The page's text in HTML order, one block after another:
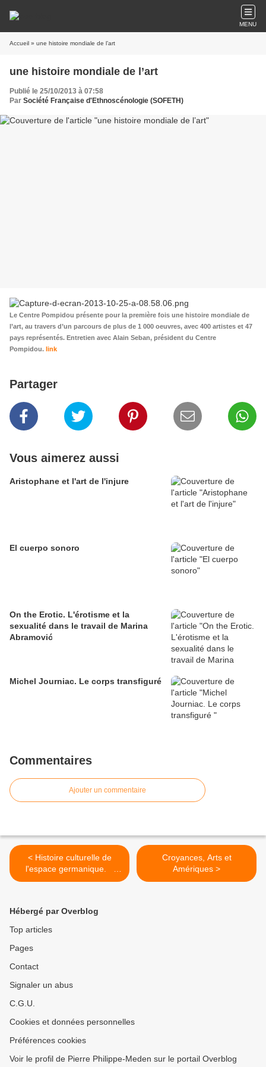
MENU
Accueil » une histoire mondiale de l’art
une histoire mondiale de l’art
Publié le 25/10/2013 à 07:58
Par Société Française d'Ethnoscénologie (SOFETH)
Le Centre Pompidou présente pour la première fois une histoire mondiale de
l’art, au travers d’un parcours de plus de 1 000 oeuvres, avec 400 artistes et 47
pays représentés. Entretien avec Alain Seban, président du Centre
Pompidou. link
Partager
Vous aimerez aussi
Aristophane et l'art de l'injure
El cuerpo sonoro
On the Erotic. L'érotisme et la
sexualité dans le travail de Marina
Abramović
Michel Journiac. Le corps transfiguré
Commentaires
Ajouter un commentaire
< Histoire culturelle de
l'espace germanique.
Danse et modernité au XXe
Croyances, Arts et
Amériques >
Hébergé par Overblog
Top articles
Pages
Contact
Signaler un abus
C.G.U.
Cookies et données personnelles
Préférences cookies
Voir le profil de Pierre Philippe-Meden sur le portail Overblog